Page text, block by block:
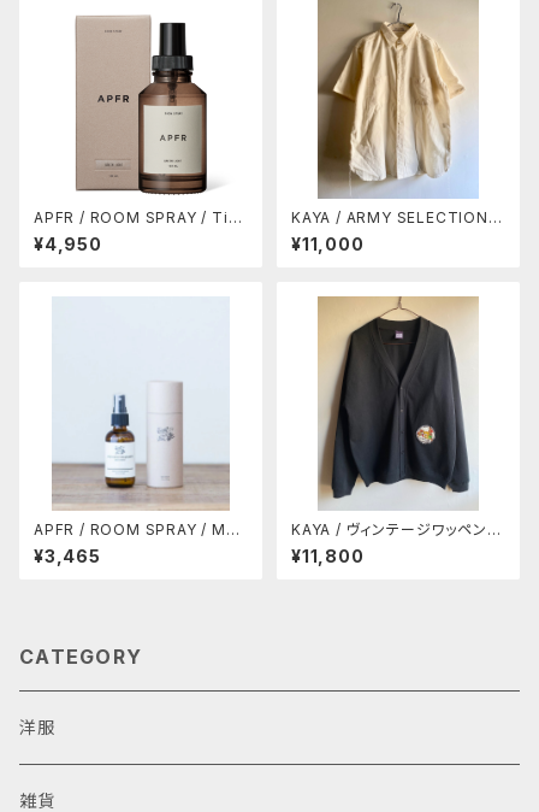
APFR / ROOM SPRAY / Tim
eless (10%OFF)
¥4,950
KAYA / ARMY SELECTION
シャンブレーシャツ
¥11,000
APFR / ROOM SPRAY / MO
SS SWAMP (10%OFF)
¥3,465
KAYA / ヴィンテージワッペン付
きカーディガン
¥11,800
CATEGORY
洋服
雑貨